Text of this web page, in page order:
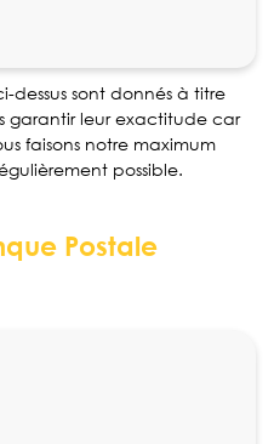
dessus sont donnés à titre
garantir leur exactitude car
faisons notre maximum
possible.
Postale